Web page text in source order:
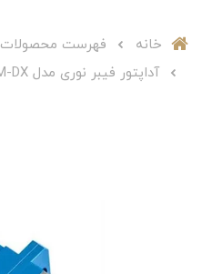
خانه
فهرست محصولات
آداپتور فیبر نوری مدل LC/LC -SM-DX